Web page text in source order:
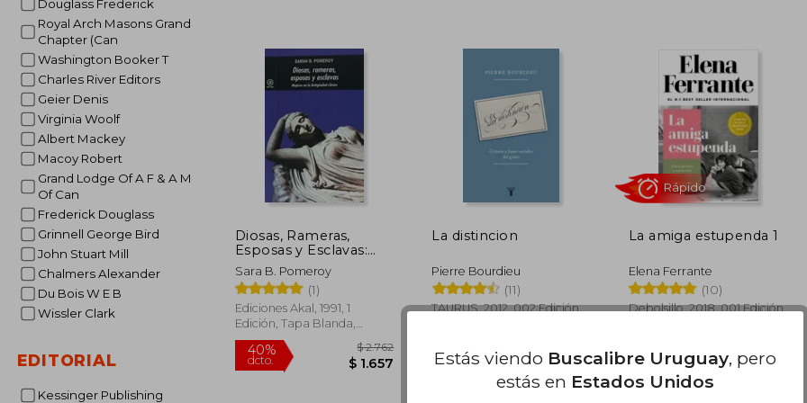
Douglass Frederick
Royal Arch Masons Grand
Chapter (Can
Washington Booker T
Charles River Editors
Geier Denis
Virginia Woolf
Albert Mackey
Macoy Robert
Grand Lodge Of A F & A M
Of Can
Frederick Douglass
Grinnell George Bird
John Stuart Mill
Chalmers Alexander
Du Bois W E B
Wissler Clark
EDITORIAL
Kessinger Publishing
50%
dcto.
15%
dcto.
15%
dcto.
Diosas, Rameras,
Esposas y Esclavas:
Mujeres en la
Antigüedad Clásica
Sara B. Pomeroy
(1)
Ediciones Akal, 1991, 1
Edición, Tapa Blanda,
Nuevo
La distincion
Pierre Bourdieu
(11)
TAURUS, 2012, 002 Edición,
La amiga estupenda 1
Elena Ferrante
(10)
Debolsillo, 2018, 001 Edición,
Estás viendo Buscalibre Uruguay, pero
estás en Estados Unidos